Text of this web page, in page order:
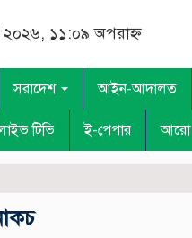
১১:০৯ অপরাহ্ন
সরাদেশ আইন-আদালত
টিভি ই-পেপার আরো